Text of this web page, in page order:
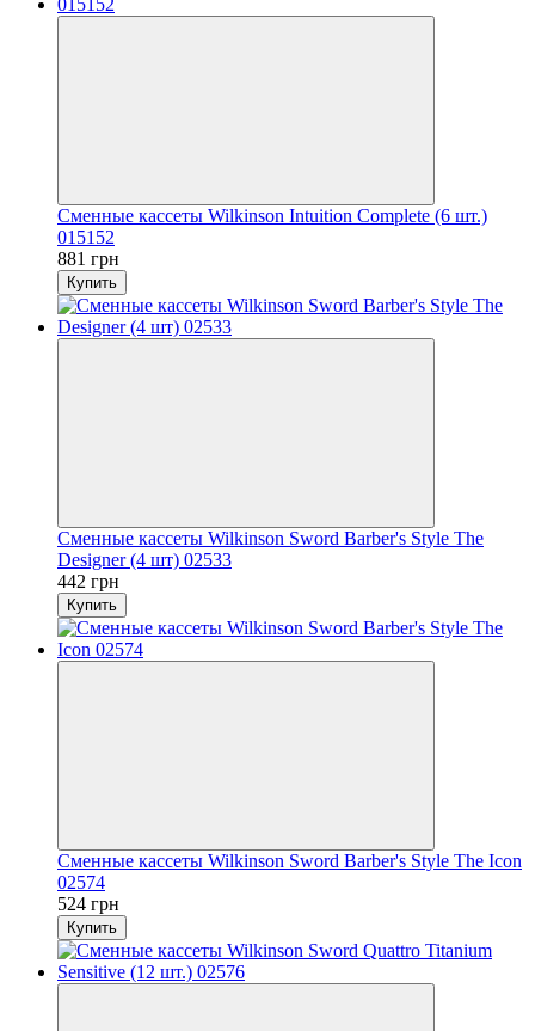
Сменные кассеты Wilkinson Intuition Complete (6 шт.)
015152
881 грн
Купить
Сменные кассеты Wilkinson Sword Barber's Style The
Designer (4 шт) 02533
442 грн
Купить
Сменные кассеты Wilkinson Sword Barber's Style The Icon
02574
524 грн
Купить